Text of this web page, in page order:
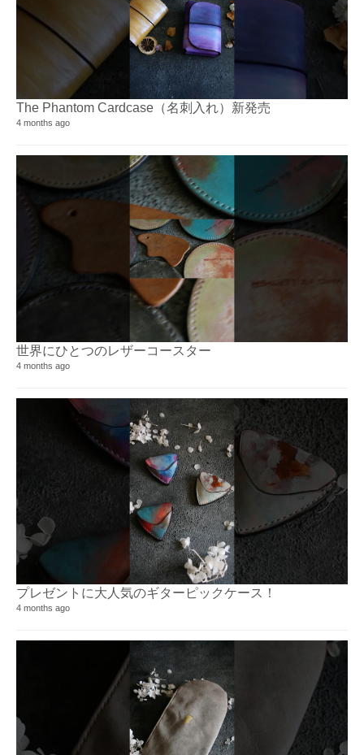
The Phantom Cardcase（名刺入れ）新発売
4 months ago
世界にひとつのレザーコースター
4 months ago
プレゼントに大人気のギターピックケース！
4 months ago